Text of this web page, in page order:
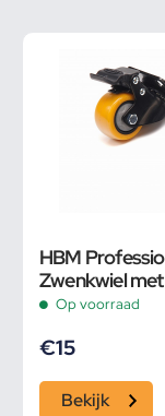
HBM
Zwenkwiel
– 50 KG 4 stuks
Op voorraad
€15
Bekijk